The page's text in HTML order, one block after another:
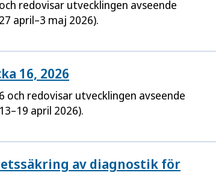
redovisar utvecklingen avseende
april–3 maj 2026).
16, 2026
och redovisar utvecklingen avseende
april 2026).
av diagnostik för